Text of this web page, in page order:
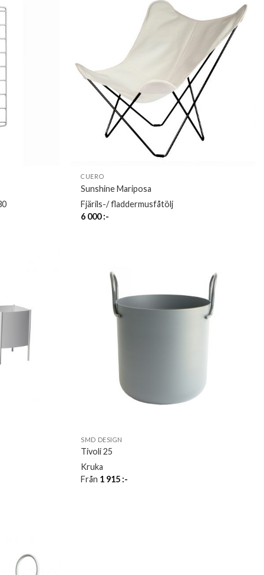
CUERO
Sunshine Mariposa
Fjärils-/ fladdermusfåtölj
6 000:-
SMD DESIGN
Tivoli 25
Kruka
Från 1 915 :-